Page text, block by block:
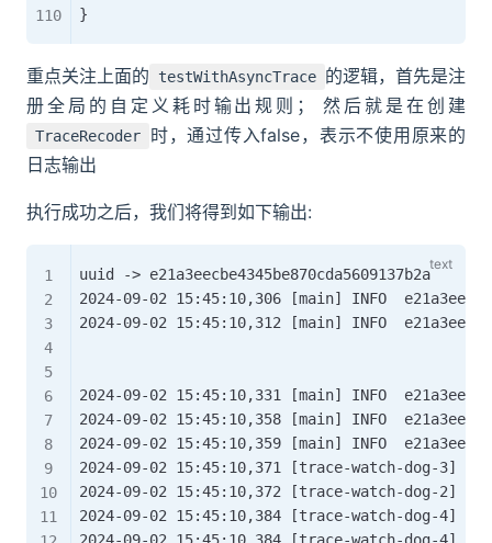
}
重点关注上面的 testWithAsyncTrace 的逻辑，首先是注
册全局的自定义耗时输出规则； 然后就是在创建
TraceRecoder
时，通过传入false，表示不使用原来的
日志输出
执行成功之后，我们将得到如下输出:
uuid -> e21a3eecbe4345be870cda5609137b2a
2024-09-02 15:45:10,306 [main] INFO
2024-09-02 15:45:10,312 [main] INFO
2024-09-02 15:45:10,331 [main] INFO
2024-09-02 15:45:10,358 [main] INFO
2024-09-02 15:45:10,359 [main] INFO
2024-09-02 15:45:10,371 [trace-watch-dog-3]
2024-09-02 15:45:10,372 [trace-watch-dog-2]
2024-09-02 15:45:10,384 [trace-watch-dog-4]